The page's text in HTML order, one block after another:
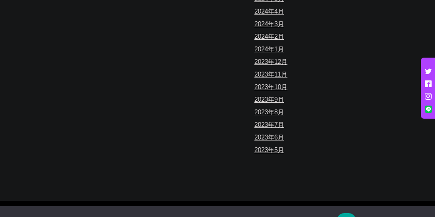
2024年4月
2024年3月
2024年2月
2024年1月
2023年12月
2023年11月
2023年10月
2023年9月
2023年8月
2023年7月
2023年6月
2023年5月